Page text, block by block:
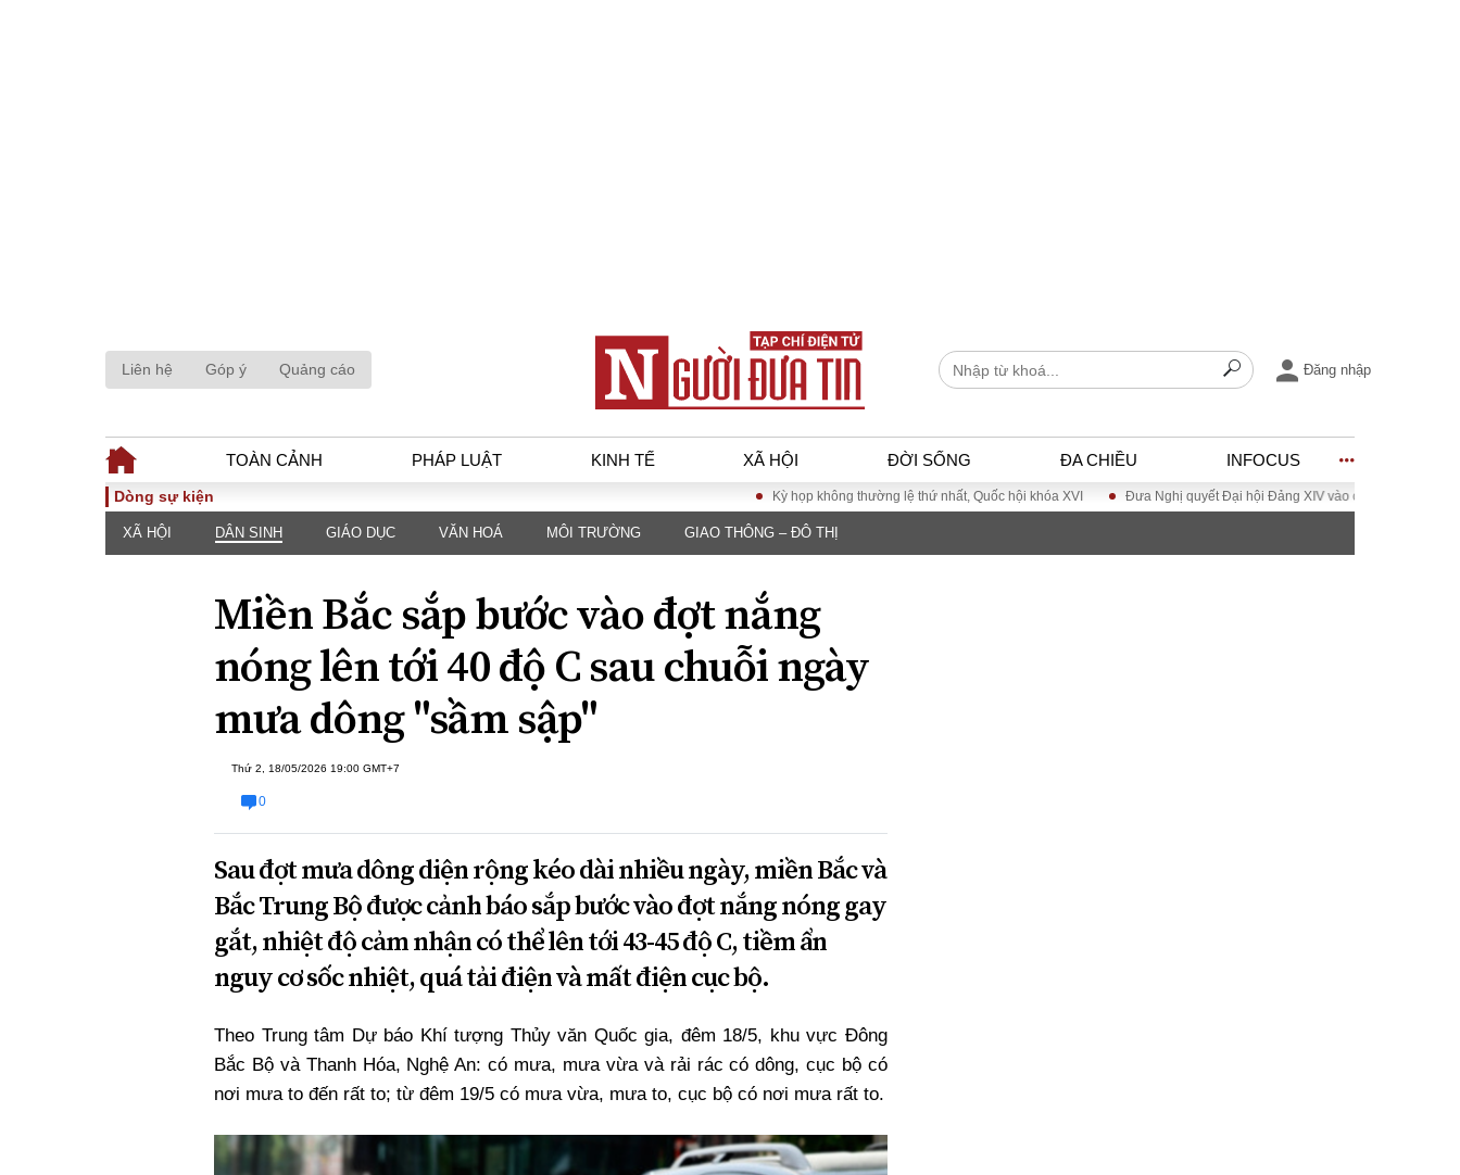
Liên hệ Góp ý Quảng cáo Đăng nhập
TOÀN CẢNH PHÁP LUẬT KINH TẾ XÃ HỘI ĐỜI SỐNG ĐA CHIỀU INFOCUS
TOÀN CẢNH
Chính sách
Đối thoại
PHÁP LUẬT
luật
Góc nhìn luật gia
Hồ sơ điều tra
Tiếng nói công dân
An ninh - Hình sự
KINH TẾ
Tài chính - Ngân
hàng
Kinh tế vĩ mô
ĐA CHIỀU
Quan điểm
Xi nhan Trái Phải
INFOCUS
Dòng sự kiện Kỳ họp không thường lệ thứ nhất, Quốc hội khóa XVI Đưa Nghị quyết Đại hội Đảng XIV vào cuộc sống
XÃ HỘI DÂN SINH GIÁO DỤC VĂN HOÁ MÔI TRƯỜNG GIAO THÔNG – ĐÔ THỊ
Miền Bắc sắp bước vào đợt nắng
nóng lên tới 40 độ C sau chuỗi ngày
mưa dông "sầm sập"
Thứ 2, 18/05/2026 19:00 GMT+7
0
Sau đợt mưa dông diện rộng kéo dài nhiều ngày, miền Bắc và
Bắc Trung Bộ được cảnh báo sắp bước vào đợt nắng nóng gay
gắt, nhiệt độ cảm nhận có thể lên tới 43-45 độ C, tiềm ẩn
nguy cơ sốc nhiệt, quá tải điện và mất điện cục bộ.
Theo Trung tâm Dự báo Khí tượng Thủy văn Quốc gia, đêm 18/5, khu vực Đông
Bắc Bộ và Thanh Hóa, Nghệ An: có mưa, mưa vừa và rải rác có dông, cục bộ có
nơi mưa to đến rất to; từ đêm 19/5 có mưa vừa, mưa to, cục bộ có nơi mưa rất to.